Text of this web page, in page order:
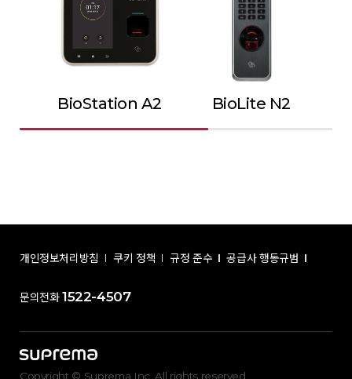
BioStation A2 BioLite N2
개인정보처리방침 쿠키 정책 규정 준수 공급사 행동규범
문의전화 1522-4507
Copyright © Suprema Inc. All rights reserved.